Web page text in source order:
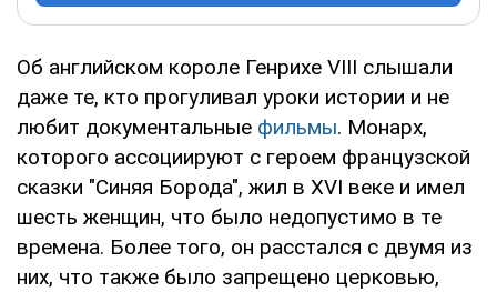
Об английском короле Генрихе VIII слышали
даже те, кто прогуливал уроки истории и не
любит документальные фильмы. Монарх,
которого ассоциируют с героем французской
сказки "Синяя Борода", жил в XVI веке и имел
шесть женщин, что было недопустимо в те
времена. Более того, он расстался с двумя из
них, что также было запрещено церковью,